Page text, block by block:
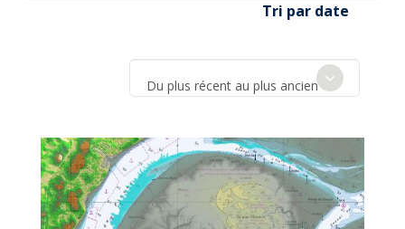
Tri par date
Du plus récent au plus ancien